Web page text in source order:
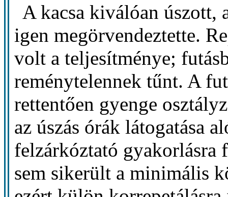
A kacsa kiválóan úszott,
igen megörvendeztette.
volt a teljesítménye;
reménytelennek tűnt. A
rettentően gyenge
az úszás órák látogatása
felzárkóztató gyakorlásra
sem sikerült a minimális